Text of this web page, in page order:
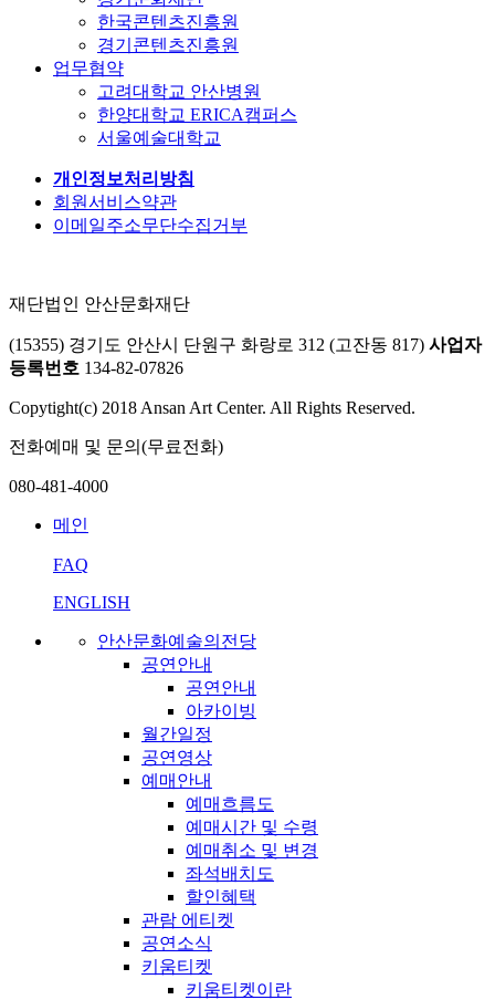
한국콘텐츠진흥원
경기콘텐츠진흥원
업무협약
고려대학교 안산병원
한양대학교 ERICA캠퍼스
서울예술대학교
개인정보처리방침
회원서비스약관
이메일주소무단수집거부
재단법인 안산문화재단
(15355) 경기도 안산시 단원구 화랑로 312 (고잔동 817) 사업자
등록번호 134-82-07826
Copytight(c) 2018 Ansan Art Center. All Rights Reserved.
전화예매 및 문의(무료전화)
080-481-4000
메인
FAQ
ENGLISH
안산문화예술의전당
공연안내
공연안내
아카이빙
월간일정
공연영상
예매안내
예매흐름도
예매시간 및 수령
예매취소 및 변경
좌석배치도
할인혜택
관람 에티켓
공연소식
키움티켓
키움티켓이란